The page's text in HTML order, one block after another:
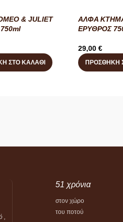
& JULIET
ΣΤΟ ΚΑΛΆΘΙ
ΑΛΦΑ
ΕΡΥΘΡΟΣ
29,00 €
ΠΡΟΣΘΉΚΗ
,
51 χρόνια
στον χώρο
του ποτού